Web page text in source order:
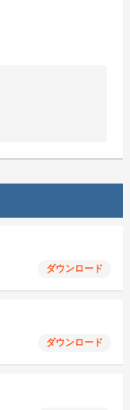
ダウンロード
ダウンロード